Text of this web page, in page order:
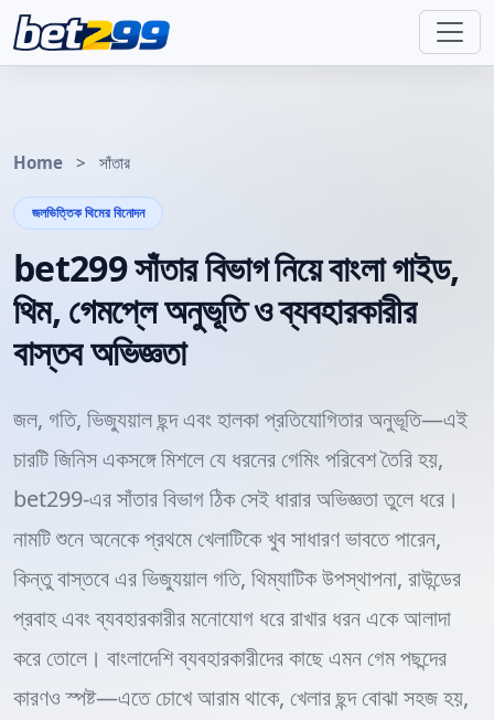
Home > সাঁতার
জলভিত্তিক থিমের বিনোদন
bet299 সাঁতার বিভাগ নিয়ে বাংলা গাইড,
থিম, গেমপ্লে অনুভূতি ও ব্যবহারকারীর
বাস্তব অভিজ্ঞতা
জল, গতি, ভিজ্যুয়াল ছন্দ এবং হালকা প্রতিযোগিতার অনুভূতি—এই
চারটি জিনিস একসঙ্গে মিশলে যে ধরনের গেমিং পরিবেশ তৈরি হয়,
bet299-এর সাঁতার বিভাগ ঠিক সেই ধারার অভিজ্ঞতা তুলে ধরে।
নামটি শুনে অনেকে প্রথমে খেলাটিকে খুব সাধারণ ভাবতে পারেন,
কিন্তু বাস্তবে এর ভিজ্যুয়াল গতি, থিম্যাটিক উপস্থাপনা, রাউন্ডের
প্রবাহ এবং ব্যবহারকারীর মনোযোগ ধরে রাখার ধরন একে আলাদা
করে তোলে। বাংলাদেশি ব্যবহারকারীদের কাছে এমন গেম পছন্দের
কারণও স্পষ্ট—এতে চোখে আরাম থাকে, খেলার ছন্দ বোঝা সহজ হয়,